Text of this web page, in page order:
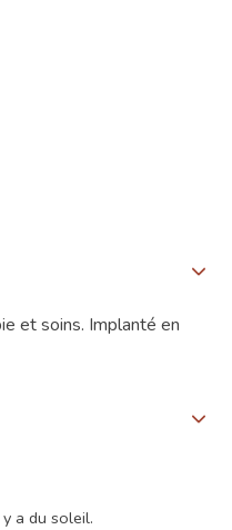
et soins. Implanté en
a du soleil.